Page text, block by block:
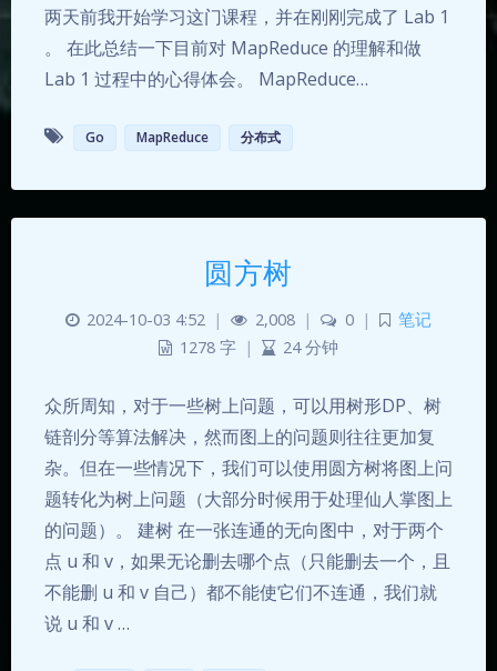
两天前我开始学习这门课程，并在刚刚完成了 Lab 1
。 在此总结一下目前对 MapReduce 的理解和做
Lab 1 过程中的心得体会。 MapReduce…
Go MapReduce 分布式
圆方树
2024-10-03 4:52 | 2,008 | 0 |
笔记
1278 字 | 24 分钟
众所周知，对于一些树上问题，可以用树形DP、树
链剖分等算法解决，然而图上的问题则往往更加复
杂。但在一些情况下，我们可以使用圆方树将图上问
题转化为树上问题（大部分时候用于处理仙人掌图上
的问题）。 建树 在一张连通的无向图中，对于两个
点 u 和 v，如果无论删去哪个点（只能删去一个，且
不能删 u 和 v 自己）都不能使它们不连通，我们就
说 u 和 v …